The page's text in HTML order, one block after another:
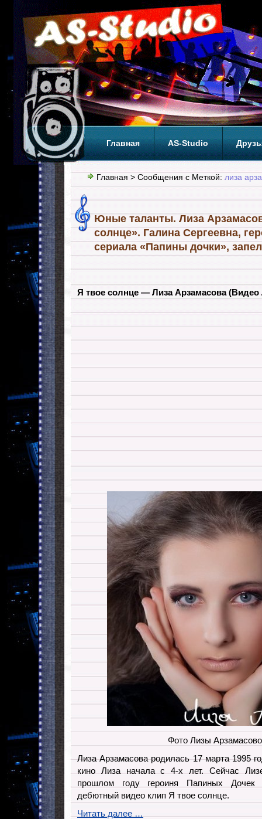
Главная AS-Studio
Теги ТОП
Главная > Сообщения с Меткой: лиза
Юные таланты. Лиза
солнце». Галина Сергеевна,
сериала «Папины дочки»,
Я твое солнце — Лиза Арзамасова(Видео
Фото Лизы
Лиза Арзамасова родилась 17 марта 1995
кино Лиза начала с 4-х лет. Сейчас
прошлом году героиня Папиных Дочек
дебютный видео клип Я твое солнце.
Читать далее …